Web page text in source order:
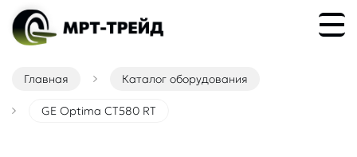
Главная Каталог оборудования
GE Optima CT580 RT